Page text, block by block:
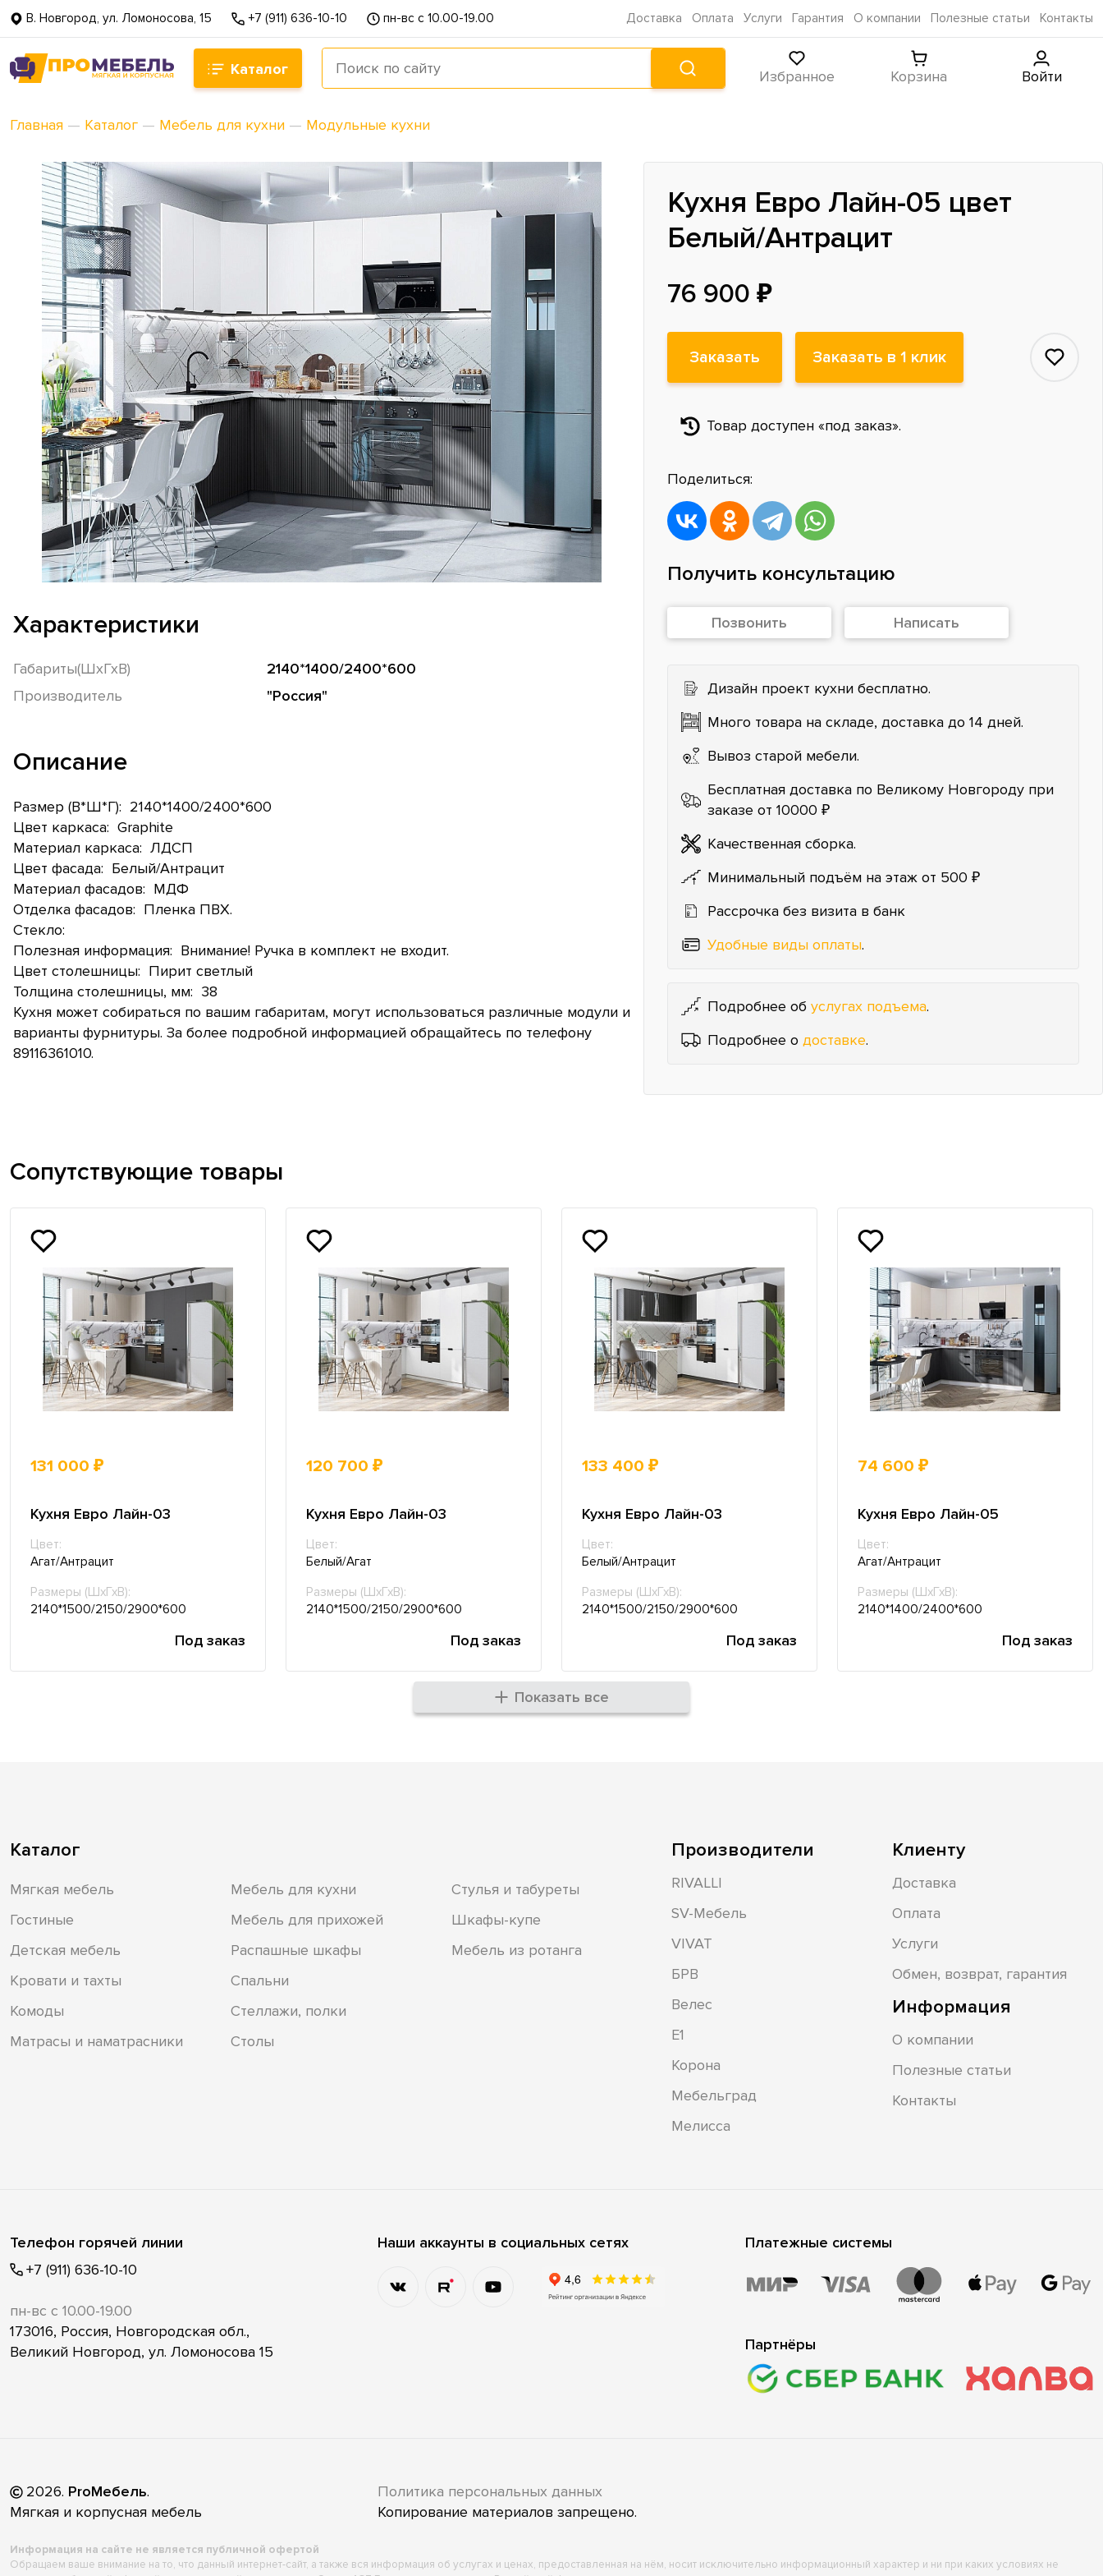
В. Новгород, ул. Ломоносова, 15 +7 (911) 636-10-10 пн-вс с 10.00-19.00 Доставка Оплата Услуги Гарантия О компании Полезные статьи Контакты
Каталог Избранное Корзина Войти
Главная — Каталог — Мебель для кухни — Модульные кухни
Кухня Евро Лайн-05 цвет
Белый/Антрацит
76 900 ₽
Заказать Заказать в 1 клик
Товар доступен «под заказ».
Поделиться:
Получить консультацию
Позвонить Написать
Дизайн проект кухни бесплатно.
Много товара на складе, доставка до 14 дней.
Вывоз старой мебели.
Бесплатная доставка по Великому Новгороду при
заказе от 10000 ₽
Качественная сборка.
Минимальный подъём на этаж от 500 ₽
Рассрочка без визита в банк
Удобные виды оплаты.
Подробнее об услугах подъема.
Подробнее о доставке.
Характеристики
Габариты(ШхГхВ)
2140*1400/2400*600
Производитель
"Россия"
Описание
Размер (В*Ш*Г): 2140*1400/2400*600
Цвет каркаса: Graphite
Материал каркаса: ЛДСП
Цвет фасада: Белый/Антрацит
Материал фасадов: МДФ
Отделка фасадов: Пленка ПВХ.
Стекло:
Полезная информация: Внимание! Ручка в комплект не входит.
Цвет столешницы: Пирит светлый
Толщина столешницы, мм: 38
Кухня может собираться по вашим габаритам, могут использоваться различные модули и
варианты фурнитуры. За более подробной информацией обращайтесь по телефону
89116361010.
Сопутствующие товары
131 000 ₽
Кухня Евро Лайн-03
Цвет:
Агат/Антрацит
Размеры (ШхГхВ):
2140*1500/2150/2900*600
Под заказ
120 700 ₽
Кухня Евро Лайн-03
Цвет:
Белый/Агат
Размеры (ШхГхВ):
2140*1500/2150/2900*600
Под заказ
133 400 ₽
Кухня Евро Лайн-03
Цвет:
Белый/Антрацит
Размеры (ШхГхВ):
2140*1500/2150/2900*600
Под заказ
74 600 ₽
Кухня Евро Лайн-05
Цвет:
Агат/Антрацит
Размеры (ШхГхВ):
2140*1400/2400*600
Под заказ
Показать все
Каталог
Мягкая мебель
Гостиные
Детская мебель
Кровати и тахты
Комоды
Матрасы и наматрасники
Мебель для кухни
Мебель для прихожей
Распашные шкафы
Спальни
Стеллажи, полки
Столы
Стулья и табуреты
Шкафы-купе
Мебель из ротанга
Производители
RIVALLI
SV-Мебель
VIVAT
БРВ
Велес
Е1
Корона
Мебельград
Мелисса
Клиенту
Доставка
Оплата
Услуги
Обмен, возврат, гарантия
Информация
О компании
Полезные статьи
Контакты
Телефон горячей линии
+7 (911) 636-10-10
пн-вс с 10.00-19.00
173016, Россия, Новгородская обл.,
Великий Новгород, ул. Ломоносова 15
Наши аккаунты в социальных сетях Платежные системы
Партнёры
2026. ProМебель.
Мягкая и корпусная мебель
Политика персональных данных
Копирование материалов запрещено.
Информация на сайте не является публичной офертой
Обращаем ваше внимание на то, что данный интернет-сайт, а также вся информация об услугах и ценах, предоставленная на нём, носит исключительно информационный характер и ни при каких условиях не